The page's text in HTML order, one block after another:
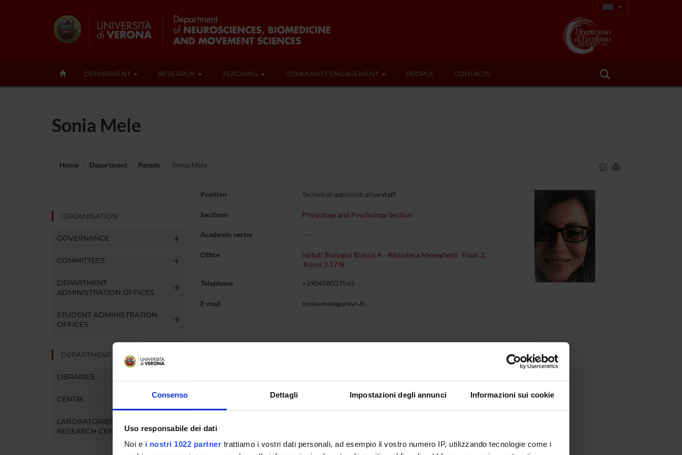
Consenso Dettagli Impostazioni degli annunci Informazioni sui cookie
Uso responsabile dei dati
Noi e i nostri 1022 partner trattiamo i vostri dati personali, ad esempio il vostro numero IP, utilizzando tecnologie come i
DEPARTMENT RESEARCH TEACHING COMMUNITY ENGAGEMENT PEOPLE CONTACTS
Sonia Mele
Home Department People Sonia Mele
ORGANISATION
GOVERNANCE
COMMITTEES
DEPARTMENT
ADMINISTRATION OFFICES
STUDENT ADMINISTRATION
OFFICES
DEPARTMENT FACILITIES
LIBRARIES
CENTRI
LABORATORIES AND
RESEARCH CENTRES
Position Technical-administrative staff
Sections Physiology and Psychology Section
Academic sector - - -
Office
Istituti Biologici Blocco A - Biblioteca Meneghetti, Floor 2,
Room 2.17/B
Telephone +390458027565
E-mail sonia mele univr it
CV Mele Sonia Eng (pdf, en, 392 KB, 01/09/23)